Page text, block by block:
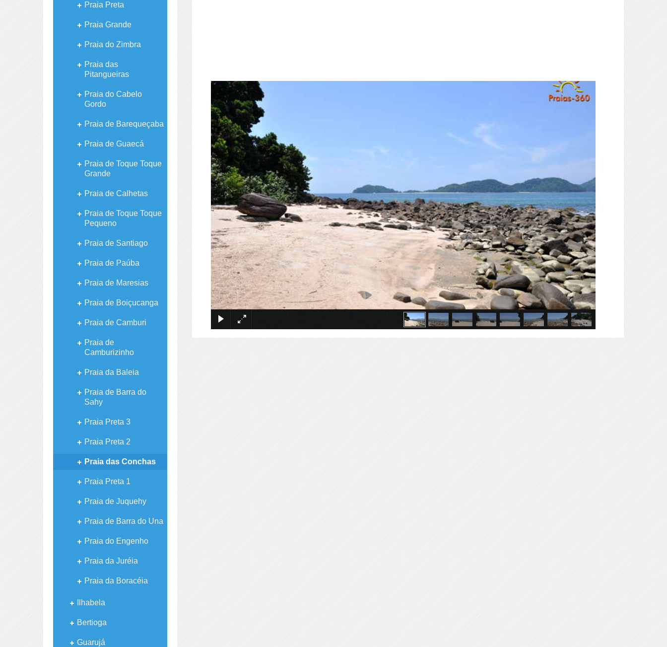
Praia Preta
Praia Grande
Praia do Zimbra
Praia das
Pitangueiras
Praia do Cabelo
Gordo
Praia de Barequeçaba
Praia de Guaecá
Praia de Toque Toque
Grande
Praia de Calhetas
Praia de Toque Toque
Pequeno
Praia de Santiago
Praia de Paúba
Praia de Maresias
Praia de Boiçucanga
Praia de Camburi
Praia de
Camburizinho
Praia da Baleia
Praia de Barra do
Sahy
Praia Preta 3
Praia Preta 2
Praia das Conchas
Praia Preta 1
Praia de Juquehy
Praia de Barra do Una
Praia do Engenho
Praia da Juréia
Praia da Boracéia
Ilhabela
Bertioga
Guarujá